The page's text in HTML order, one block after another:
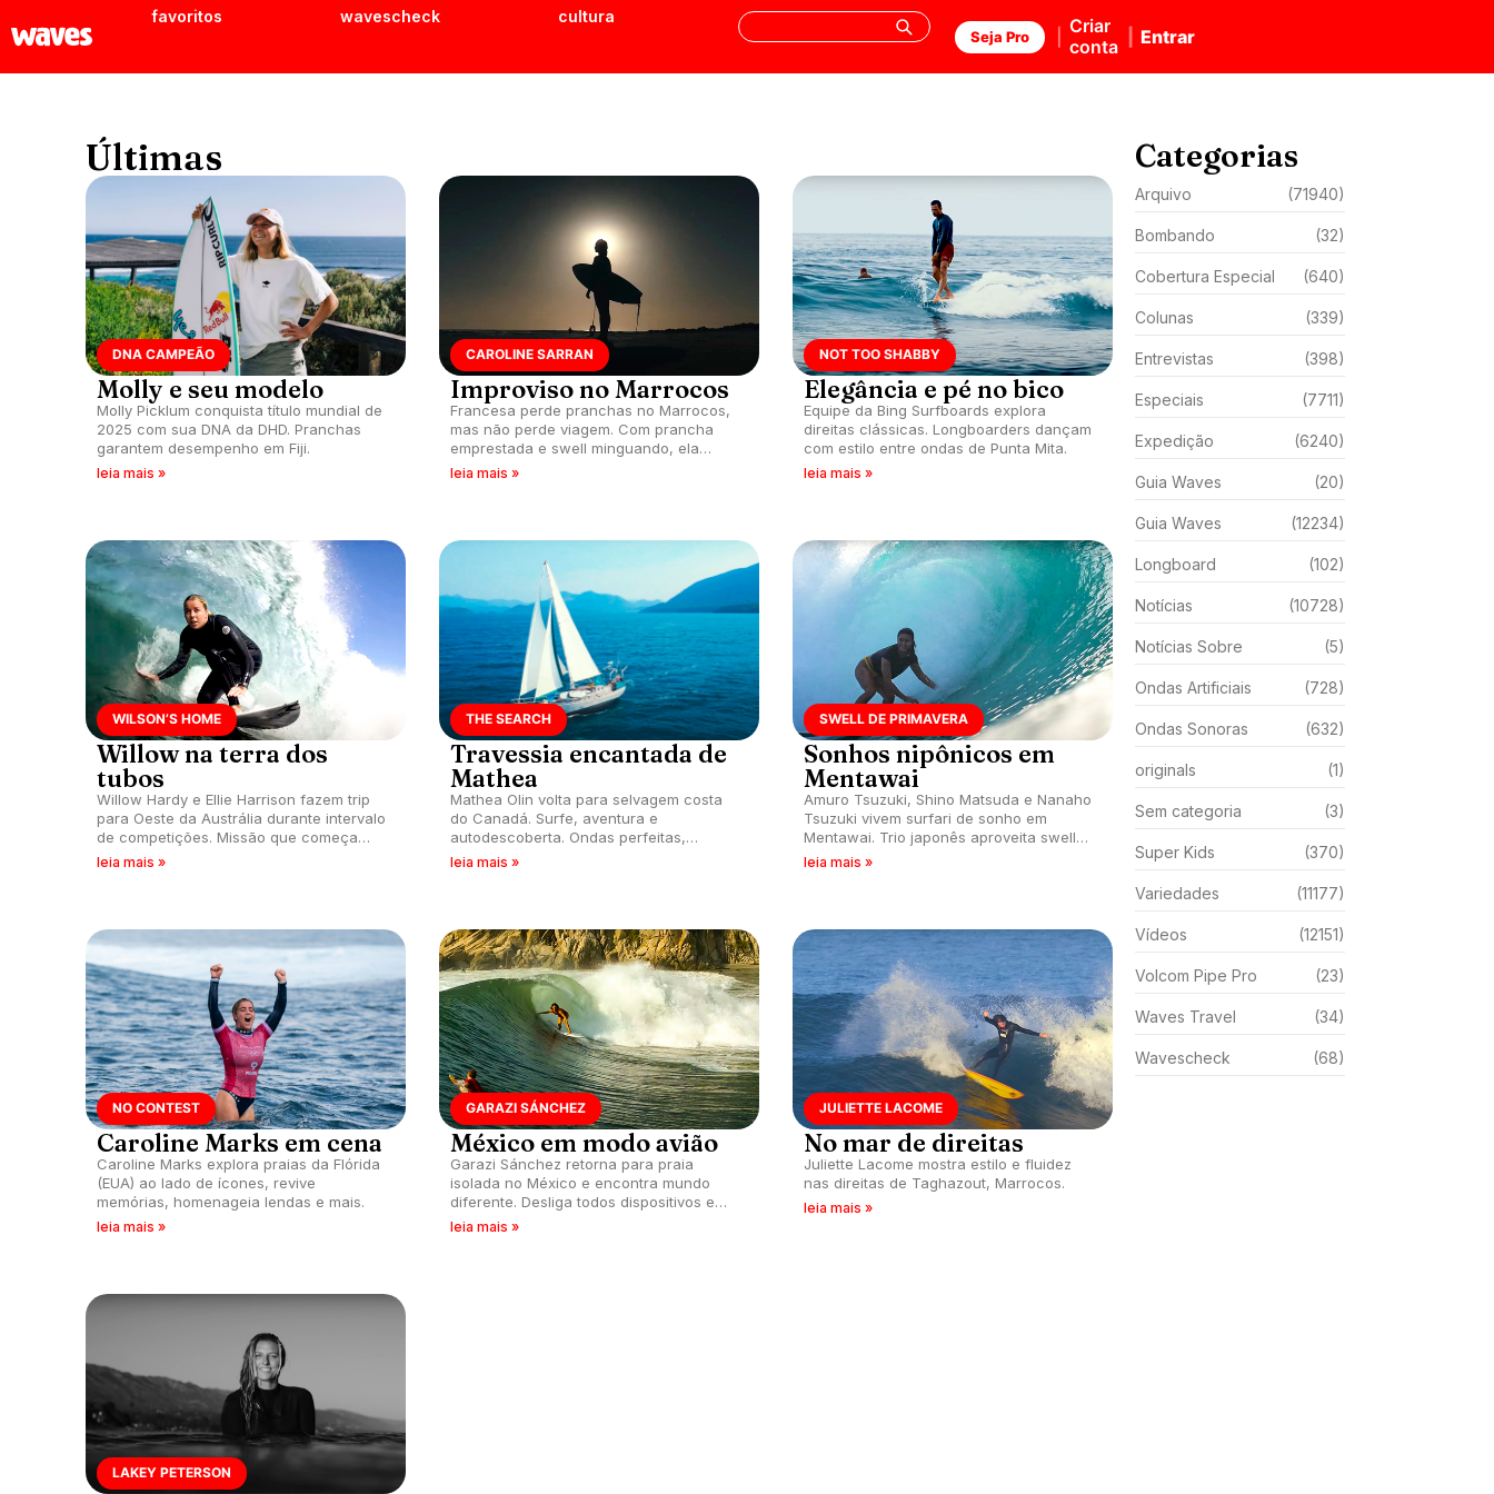
favoritos wavescheck cultura
Seja Pro
Criar
conta
Entrar
Últimas
DNA CAMPEÃO
Molly e seu modelo
Molly Picklum conquista título mundial de
2025 com sua DNA da DHD. Pranchas
garantem desempenho em Fiji.
leia mais »
CAROLINE SARRAN
Improviso no Marrocos
Francesa perde pranchas no Marrocos,
mas não perde viagem. Com prancha
emprestada e swell minguando, ela
improvisa e surfa.
leia mais »
NOT TOO SHABBY
Elegância e pé no bico
Equipe da Bing Surfboards explora
direitas clássicas. Longboarders dançam
com estilo entre ondas de Punta Mita.
leia mais »
WILSON’S HOME
Willow na terra dos
tubos
Willow Hardy e Ellie Harrison fazem trip
para Oeste da Austrália durante intervalo
de competições. Missão que começa
como busca por swell, se transforma em
leia mais »
THE SEARCH
Travessia encantada de
Mathea
Mathea Olin volta para selvagem costa
do Canadá. Surfe, aventura e
autodescoberta. Ondas perfeitas,
natureza e liberdade no Pacífico.
leia mais »
SWELL DE PRIMAVERA
Sonhos nipônicos em
Mentawai
Amuro Tsuzuki, Shino Matsuda e Nanaho
Tsuzuki vivem surfari de sonho em
Mentawai. Trio japonês aproveita swell
perfeito no paraíso indonésio.
leia mais »
NO CONTEST
Caroline Marks em cena
Caroline Marks explora praias da Flórida
(EUA) ao lado de ícones, revive
memórias, homenageia lendas e mais.
leia mais »
GARAZI SÁNCHEZ
México em modo avião
Garazi Sánchez retorna para praia
isolada no México e encontra mundo
diferente. Desliga todos dispositivos e
passa 15 dias em modo avião.
leia mais »
JULIETTE LACOME
No mar de direitas
Juliette Lacome mostra estilo e fluidez
nas direitas de Taghazout, Marrocos.
leia mais »
LAKEY PETERSON
Categorias
Arquivo (71940)
Bombando (32)
Cobertura Especial (640)
Colunas (339)
Entrevistas (398)
Especiais (7711)
Expedição (6240)
Guia Waves (20)
Guia Waves (12234)
Longboard (102)
Notícias (10728)
Notícias Sobre (5)
Ondas Artificiais (728)
Ondas Sonoras (632)
originals (1)
Sem categoria (3)
Super Kids (370)
Variedades (11177)
Vídeos (12151)
Volcom Pipe Pro (23)
Waves Travel (34)
Wavescheck (68)